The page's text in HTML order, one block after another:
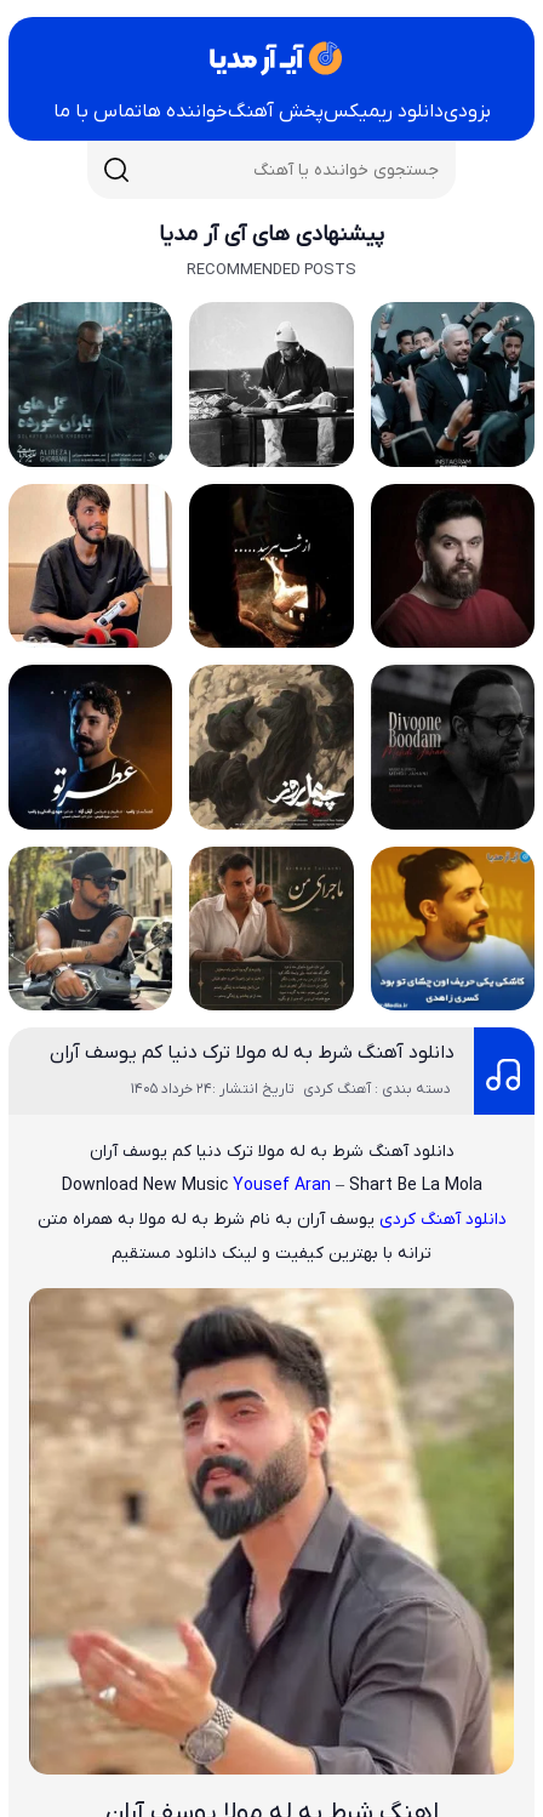
بزودیدانلود ریمیکسپخش آهنگخواننده هاتماس با ما
پیشنهادی های آی آر مدیا
RECOMMENDED POSTS
دانلود آهنگ شرط به له مولا ترک دنیا کم یوسف آران
دسته بندی : آهنگ کردی تاریخ انتشار :24 خرداد 1405
دانلود آهنگ شرط به له مولا ترک دنیا کم یوسف آران
Download New MusicYousef Aran – Shart Be La Mola
دانلود آهنگ کردی یوسف آران به نام شرط به له مولا به همراه متن
ترانه با بهترین کیفیت و لینک دانلود مستقیم